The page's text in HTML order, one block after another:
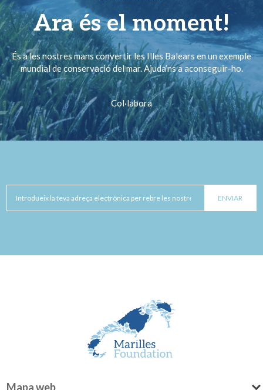
Ara és el moment!
És a les nostres mans convertir les Illes Balears en un exemple
mundial de conservació del mar. Ajuda’ns a aconseguir-ho.
Col·labora
Mapa web